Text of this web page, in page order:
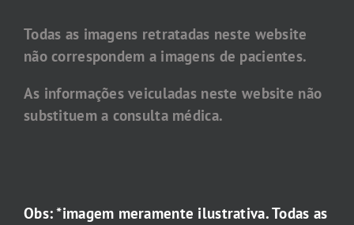
Todas as imagens retratadas neste website
não correspondem a imagens de pacientes.
As informações veiculadas neste website não
substituem a consulta médica.
Obs: *imagem meramente ilustrativa. Todas as